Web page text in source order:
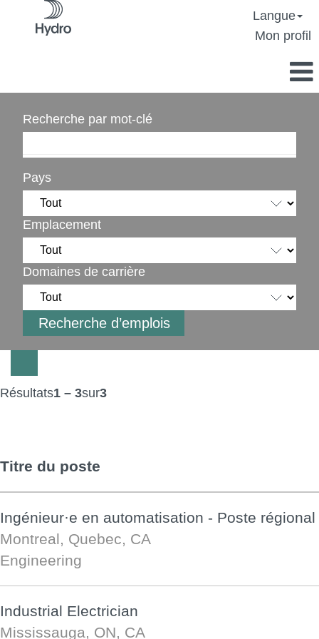
Langue
Mon profil
Recherche par mot-clé
Pays
Emplacement
Domaines de carrière
Résultats1 – 3sur3
Titre du poste
Ingénieur·e en automatisation - Poste régional
Montreal, Quebec, CA
Engineering
Industrial Electrician
Mississauga, ON, CA